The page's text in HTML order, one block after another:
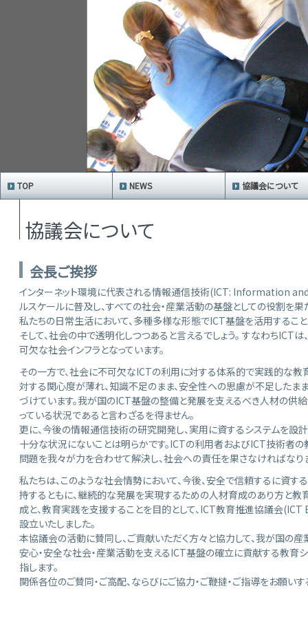
TOP NEWS 協議会について
協議会について
会長ご挨拶
インターネット環境に代表される情報通信技術(ICT: Information
ルスケールに普及し、すべての社会・産業活動の基盤としての役割を果
私たちの日常生活において、多種多様な形態でICT基盤を活用するこ
そして、社会の中で透明化しつつあると言えるでしょう。 すなわちICTは
可欠な社会インフラとなっています。
その一方で、社会に不可欠なICTの利用に対する体系的で実践的な教
対する関心度が薄れ、知識不足のまま、安全性への思慮が不足したま
づけています。我が国のICT基盤の整備と発展を支えるべき人材の供
っている状況であると言わざるを得ません。
更に、今後の情報通信技術の研究開発し、実用に資するシステムを設
十分な状況にないことは明らかです。ICTの利用者およびICT技術者の
問題を我々が力を合わせて解決し、社会への責任を果さなければなり
私たちは、このような社会情勢において、今後、安全で信頼するに資
持するともに、継続的な発展を実現するための人材育成のあり方と
成と、教育実践を支援することを目的として、ICT教育推進協議会
設立いたしました。
本協議会の活動に賛同し、ご貢献いただく方々と協力して、我が国の
安心・安全な社会・産業活動を支えるICT基盤の確立に貢献する教育
指します。
関係各位のご賛同・ご高配、ならびにご協力・ご鞭撻・ご指導をお願いす